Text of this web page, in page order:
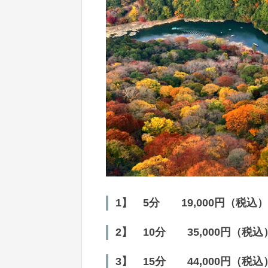
1】 5分 19,000円（税込）
2】 10分 35,000円（税込
3】 15分 44,000円（税込